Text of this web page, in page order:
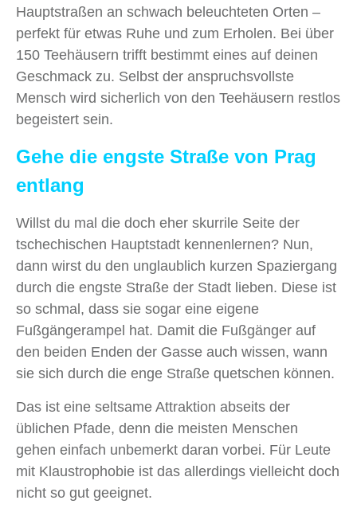
Hauptstraßen an schwach beleuchteten Orten –
perfekt für etwas Ruhe und zum Erholen. Bei über
150 Teehäusern trifft bestimmt eines auf deinen
Geschmack zu. Selbst der anspruchsvollste
Mensch wird sicherlich von den Teehäusern restlos
begeistert sein.
Gehe die engste Straße von Prag
entlang
Willst du mal die doch eher skurrile Seite der
tschechischen Hauptstadt kennenlernen? Nun,
dann wirst du den unglaublich kurzen Spaziergang
durch die engste Straße der Stadt lieben. Diese ist
so schmal, dass sie sogar eine eigene
Fußgängerampel hat. Damit die Fußgänger auf
den beiden Enden der Gasse auch wissen, wann
sie sich durch die enge Straße quetschen können.
Das ist eine seltsame Attraktion abseits der
üblichen Pfade, denn die meisten Menschen
gehen einfach unbemerkt daran vorbei. Für Leute
mit Klaustrophobie ist das allerdings vielleicht doch
nicht so gut geeignet.